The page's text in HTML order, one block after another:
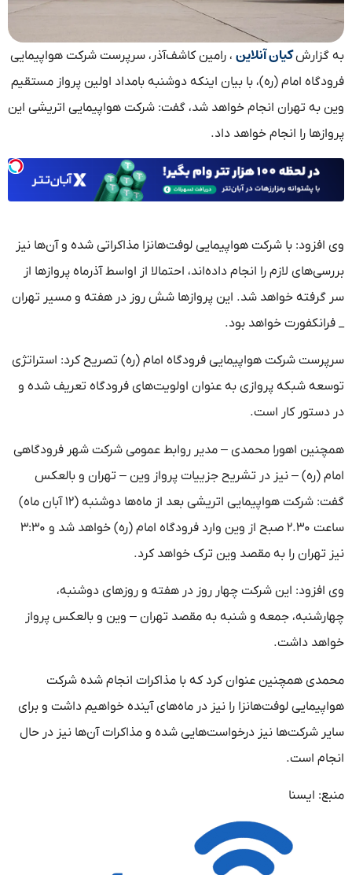
به گزارشکیان آنلاین ، رامین کاشف‌آذر، سرپرست شرکت هواپیمایی
فرودگاه امام (ره)، با بیان اینکه دوشنبه بامداد اولین پرواز مستقیم
وین به تهران انجام خواهد شد، گفت: شرکت هواپیمایی اتریشی این
پروازها را انجام خواهد داد.
وی افزود: با شرکت هواپیمایی لوفت‌هانزا مذاکراتی شده و آن‌ها نیز
بررسی‌های لازم را انجام داده‌اند، احتمالا از اواسط آذرماه پروازها از
سر گرفته خواهد شد. این پروازها شش روز در هفته و مسیر تهران
_ فرانکفورت خواهد بود.
سرپرست شرکت هواپیمایی فرودگاه امام (ره) تصریح کرد: استراتژی
توسعه شبکه پروازی به عنوان اولویت‌های فرودگاه تعریف شده و
در دستور کار است.
همچنین اهورا محمدی – مدیر روابط عمومی شرکت شهر فرودگاهی
امام (ره) – نیز در تشریح جزییات پرواز وین – تهران و بالعکس
گفت: شرکت هواپیمایی اتریشی بعد از ماه‌ها دوشنبه (۱۲ آبان ماه)
ساعت ۲.۳۰ صبح از وین وارد فرودگاه امام (ره) خواهد شد و ۳:۳۰
نیز تهران را به مقصد وین ترک خواهد کرد.
وی افزود: این شرکت چهار روز در هفته و روزهای دوشنبه،
چهارشنبه، جمعه و شنبه به مقصد تهران – وین و بالعکس پرواز
خواهد داشت.
محمدی همچنین عنوان کرد که با مذاکرات انجام شده شرکت
هواپیمایی لوفت‌هانزا را نیز در ماه‌های آینده خواهیم داشت و برای
سایر شرکت‌ها نیز درخواست‌هایی شده و مذاکرات آن‌ها نیز در حال
انجام است.
منبع: ایسنا